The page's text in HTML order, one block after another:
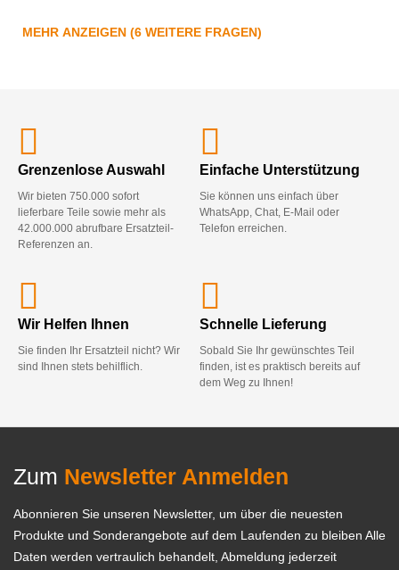
MEHR ANZEIGEN (6 WEITERE FRAGEN)
Grenzenlose Auswahl
Wir bieten 750.000 sofort
lieferbare Teile sowie mehr als
42.000.000 abrufbare Ersatzteil-
Referenzen an.
Einfache Unterstützung
Sie können uns einfach über
WhatsApp, Chat, E-Mail oder
Telefon erreichen.
Wir Helfen Ihnen
Sie finden Ihr Ersatzteil nicht? Wir
sind Ihnen stets behilflich.
Schnelle Lieferung
Sobald Sie Ihr gewünschtes Teil
finden, ist es praktisch bereits auf
dem Weg zu Ihnen!
Zum Newsletter Anmelden
Abonnieren Sie unseren Newsletter, um über die neuesten
Produkte und Sonderangebote auf dem Laufenden zu bleiben Alle
Daten werden vertraulich behandelt, Abmeldung jederzeit